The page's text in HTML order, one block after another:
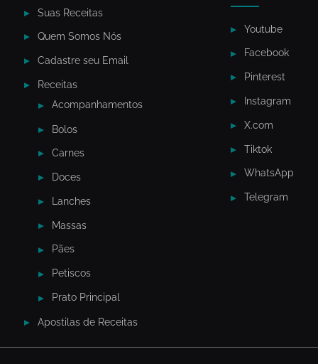
Suas Receitas
Quem Somos Nós
Cadastre seu Email
Receitas
Acompanhamentos
Bolos
Carnes
Doces
Lanches
Massas
Pães
Petiscos
Prato Principal
Apostilas de Receitas
Youtube
Facebook
Pinterest
Instagram
X.com
Tiktok
WhatsApp
Telegram